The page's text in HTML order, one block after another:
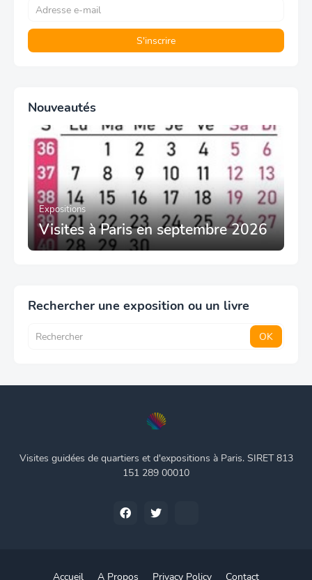
Nouveautés
Expositions
Visites à Paris en septembre 2026
Rechercher une exposition ou un livre
Visites guidées de quartiers et d'expositions à Paris. SIRET 813
151 289 00010
Accueil A Propos Privacy Policy Contact